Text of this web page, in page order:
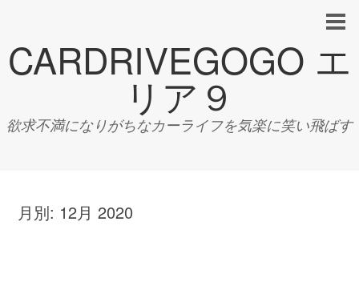
CARDRIVEGOGO エ
リア９
欲求不満になりがちなカーライフを気楽に笑い飛ばす
月別: 12月 2020